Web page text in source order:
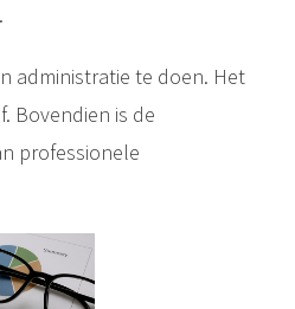
administratie te doen. Het
Bovendien is de
professionele